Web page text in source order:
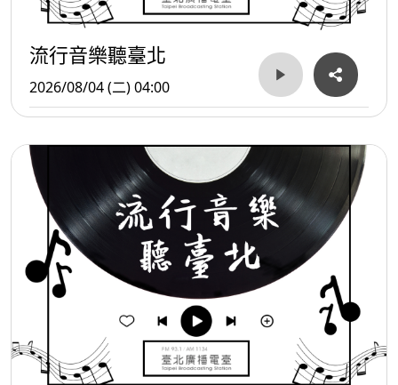
流行音樂聽臺北
2026/08/04 (二) 04:00